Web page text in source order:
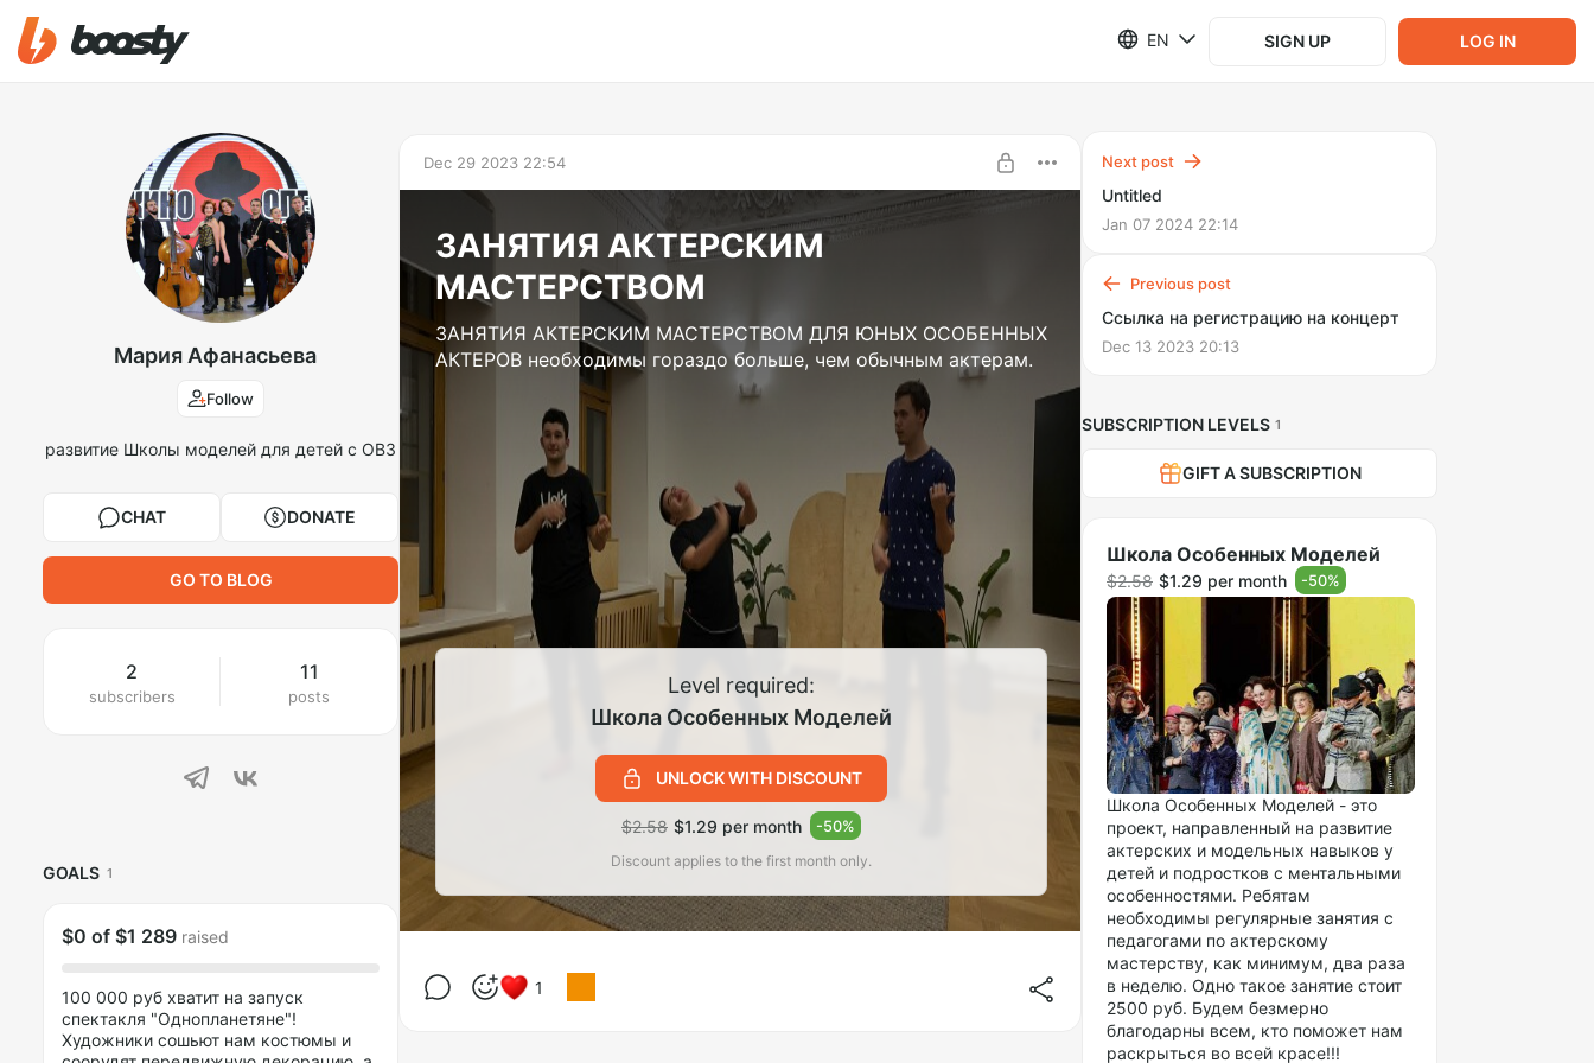
EN SIGN UP LOG IN
Мария Афанасьева
Follow
развитие Школы моделей для детей с ОВЗ
CHAT DONATE
GO TO BLOG
2
subscribers
11
posts
GOALS 1
$0 of $1 289 raised
100 000 руб хватит на запуск
спектакля "Однопланетяне"!
Художники сошьют нам костюмы и
Dec 29 2023 22:54
ЗАНЯТИЯ АКТЕРСКИМ
МАСТЕРСТВОМ
ЗАНЯТИЯ АКТЕРСКИМ МАСТЕРСТВОМ ДЛЯ ЮНЫХ ОСОБЕННЫХ
АКТЕРОВ необходимы гораздо больше, чем обычным актерам.
Level required:
Школа Особенных Моделей
UNLOCK WITH DISCOUNT
$2.58 $1.29 per month -50%
Discount applies to the first month only.
1
Next post
Untitled
Jan 07 2024 22:14
Previous post
Ссылка на регистрацию на концерт
Dec 13 2023 20:13
SUBSCRIPTION LEVELS 1
GIFT A SUBSCRIPTION
Школа Особенных Моделей
$2.58 $1.29 per month -50%
Школа Особенных Моделей - это
проект, направленный на развитие
актерских и модельных навыков у
детей и подростков с ментальными
особенностями. Ребятам
необходимы регулярные занятия с
педагогами по актерскому
мастерству, как минимум, два раза
в неделю. Одно такое занятие стоит
2500 руб. Будем безмерно
благодарны всем, кто поможет нам
раскрыться во всей красе!!!